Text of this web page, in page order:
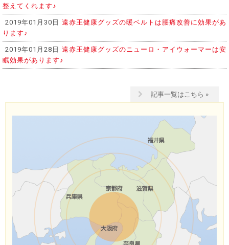
整えてくれます♪
2019年01月30日 遠赤王健康グッズの暖ベルトは腰痛改善に効果があ
ります♪
2019年01月28日 遠赤王健康グッズのニューロ・アイウォーマーは安
眠効果があります♪
記事一覧はこちら »